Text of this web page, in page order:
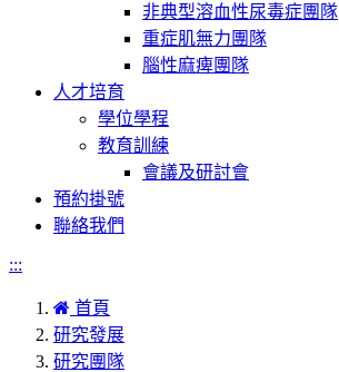
非典型溶血性尿毒症團隊
重症肌無力團隊
腦性麻痺團隊
人才培育
學位學程
教育訓練
會議及研討會
預約掛號
聯絡我們
:::
首頁
研究發展
研究團隊